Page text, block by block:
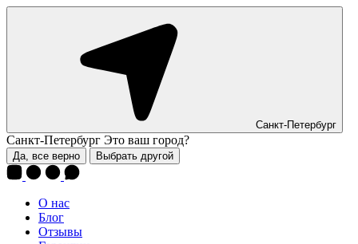
Санкт-Петербург
Санкт-Петербург Это ваш город?
Да, все верно Выбрать другой
О нас
Блог
Отзывы